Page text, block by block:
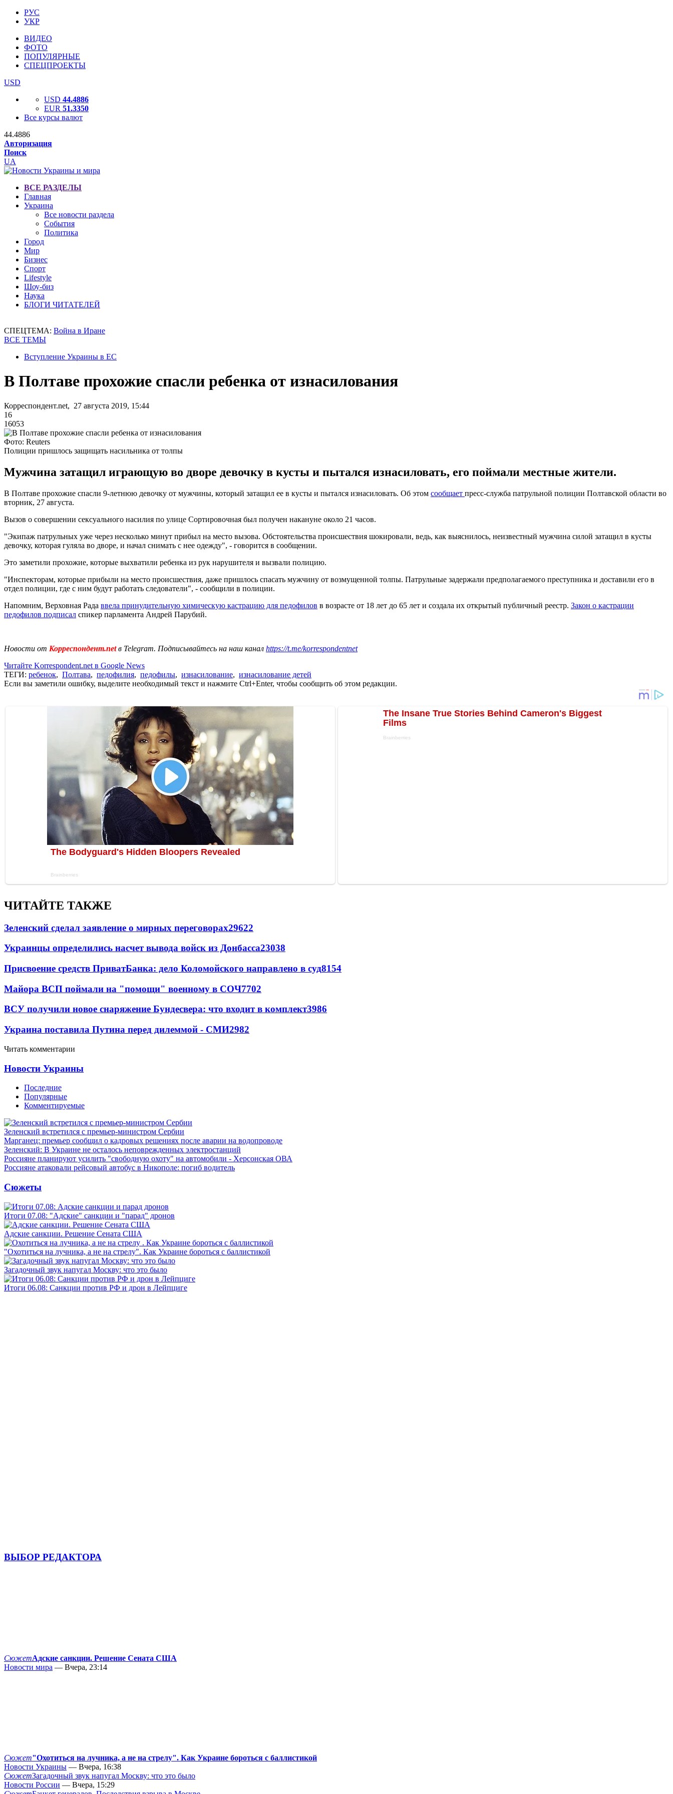
РУС
УКР
ВИДЕО
ФОТО
ПОПУЛЯРНЫЕ
СПЕЦПРОЕКТЫ
USD
USD 44.4886
EUR 51.3350
Все курсы валют
44.4886
Авторизация
Поиск
UA
ВСЕ РАЗДЕЛЫ
Главная
Украина
Все новости раздела
События
Политика
Город
Мир
Бизнес
Спорт
Lifestyle
Шоу-биз
Наука
БЛОГИ ЧИТАТЕЛЕЙ
СПЕЦТЕМА: Война в Иране
ВСЕ ТЕМЫ
Вступление Украины в ЕС
В Полтаве прохожие спасли ребенка от изнасилования
Корреспондент.net, 27 августа 2019, 15:44
16
16053
Фото: Reuters
Полиции пришлось защищать насильника от толпы
Мужчина затащил играющую во дворе девочку в кусты и пытался изнасиловать, его поймали местные жители.
В Полтаве прохожие спасли 9-летнюю девочку от мужчины, который затащил ее в кусты и пытался изнасиловать. Об этом сообщает пресс-служба патрульной полиции Полтавской области во
вторник, 27 августа.
Вызов о совершении сексуального насилия по улице Сортировочная был получен накануне около 21 часов.
"Экипаж патрульных уже через несколько минут прибыл на место вызова. Обстоятельства происшествия шокировали, ведь, как выяснилось, неизвестный мужчина силой затащил в кусты
девочку, которая гуляла во дворе, и начал снимать с нее одежду", - говорится в сообщении.
Это заметили прохожие, которые выхватили ребенка из рук нарушителя и вызвали полицию.
"Инспекторам, которые прибыли на место происшествия, даже пришлось спасать мужчину от возмущенной толпы. Патрульные задержали предполагаемого преступника и доставили его в
отдел полиции, где с ним будут работать следователи", - сообщили в полиции.
Напомним, Верховная Рада ввела принудительную химическую кастрацию для педофилов в возрасте от 18 лет до 65 лет и создала их открытый публичный реестр. Закон о кастрации
педофилов подписал спикер парламента Андрей Парубий.
Новости от Корреспондент.netв Telegram. Подписывайтесь на наш канал https://t.me/korrespondentnet
Читайте Korrespondent.net в Google News
ТЕГИ: ребенок, Полтава, педофилия, педофилы, изнасилование, изнасилование детей
Если вы заметили ошибку, выделите необходимый текст и нажмите Ctrl+Enter, чтобы сообщить об этом редакции.
ЧИТАЙТЕ ТАКЖЕ
Зеленский сделал заявление о мирных переговорах29622
Украинцы определились насчет вывода войск из Донбасса23038
Присвоение средств ПриватБанка: дело Коломойского направлено в суд8154
Майора ВСП поймали на "помощи" военному в СОЧ7702
ВСУ получили новое снаряжение Бундесвера: что входит в комплект3986
Украина поставила Путина перед дилеммой - СМИ2982
Читать комментарии
Новости Украины
Последние
Популярные
Комментируемые
Зеленский встретился с премьер-министром Сербии
Марганец: премьер сообщил о кадровых решениях после аварии на водопроводе
Зеленский: В Украине не осталось неповрежденных электростанций
Россияне планируют усилить "свободную охоту" на автомобили - Херсонская ОВА
Россияне атаковали рейсовый автобус в Никополе: погиб водитель
Сюжеты
Итоги 07.08: "Адские" санкции и "парад" дронов
Адские санкции. Решение Сената США
"Охотиться на лучника, а не на стрелу". Как Украине бороться с баллистикой
Загадочный звук напугал Москву: что это было
Итоги 06.08: Санкции против РФ и дрон в Лейпциге
ВЫБОР РЕДАКТОРА
СюжетАдские санкции. Решение Сената США
Новости мира — Вчера, 23:14
Сюжет"Охотиться на лучника, а не на стрелу". Как Украине бороться с баллистикой
Новости Украины — Вчера, 16:38
СюжетЗагадочный звук напугал Москву: что это было
Новости России — Вчера, 15:29